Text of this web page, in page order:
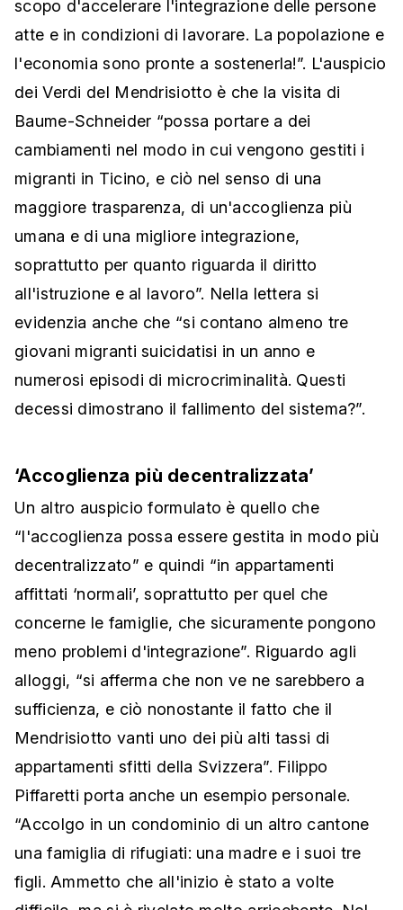
scopo d'accelerare l'integrazione delle persone
atte e in condizioni di lavorare. La popolazione e
l'economia sono pronte a sostenerla!”. L'auspicio
dei Verdi del Mendrisiotto è che la visita di
Baume-Schneider “possa portare a dei
cambiamenti nel modo in cui vengono gestiti i
migranti in Ticino, e ciò nel senso di una
maggiore trasparenza, di un'accoglienza più
umana e di una migliore integrazione,
soprattutto per quanto riguarda il diritto
all'istruzione e al lavoro”. Nella lettera si
evidenzia anche che “si contano almeno tre
giovani migranti suicidatisi in un anno e
numerosi episodi di microcriminalità. Questi
decessi dimostrano il fallimento del sistema?”.
‘Accoglienza più decentralizzata’
Un altro auspicio formulato è quello che
“l'accoglienza possa essere gestita in modo più
decentralizzato” e quindi “in appartamenti
affittati ‘normali’, soprattutto per quel che
concerne le famiglie, che sicuramente pongono
meno problemi d'integrazione”. Riguardo agli
alloggi, “si afferma che non ve ne sarebbero a
sufficienza, e ciò nonostante il fatto che il
Mendrisiotto vanti uno dei più alti tassi di
appartamenti sfitti della Svizzera”. Filippo
Piffaretti porta anche un esempio personale.
“Accolgo in un condominio di un altro cantone
una famiglia di rifugiati: una madre e i suoi tre
figli. Ammetto che all'inizio è stato a volte